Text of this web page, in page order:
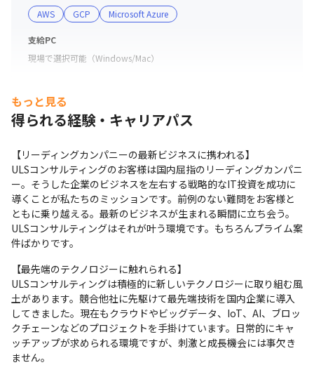
AWS
GCP Microsoft Azure
支給PC
現場で選択可能（Windows/Mac）
もっと見る
得られる経験・キャリアパス
【リーディングカンパニーの最新ビジネスに携われる】
ULSコンサルティングのお客様は国内屈指のリーディングカンパニ
ー。そうした企業のビジネスを左右する戦略的なIT投資を成功に
導くことが私たちのミッションです。前例のない難問をお客様と
ともに乗り越える。最新のビジネスが生まれる瞬間に立ち会う。
ULSコンサルティングはそれが叶う環境です。もちろんプライム案
件ばかりです。
【最先端のテクノロジーに触れられる】
ULSコンサルティングは積極的に新しいテクノロジーに取り組む風
土があります。競合他社に先駆けて最先端技術を国内企業に導入
してきました。現在もクラウドやビッグデータ、IoT、AI、ブロッ
クチェーンなどのプロジェクトを手掛けています。日常的にキャ
ッチアップが求められる環境ですが、刺激と成長機会には事欠き
ません。